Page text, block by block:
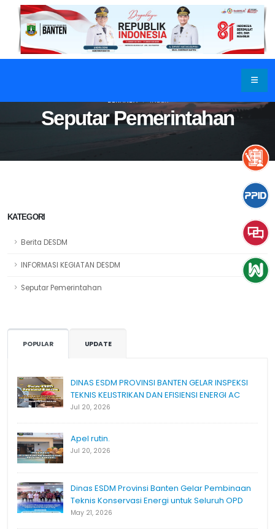
Seputar Pemerintahan
BERANDA INDEX
KATEGORI
Berita DESDM
INFORMASI KEGIATAN DESDM
Seputar Pemerintahan
POPULAR UPDATE
DINAS ESDM PROVINSI BANTEN GELAR INSPEKSI
TEKNIS KELISTRIKAN DAN EFISIENSI ENERGI AC
Jul 20, 2026
Apel rutin.
Jul 20, 2026
Dinas ESDM Provinsi Banten Gelar Pembinaan
Teknis Konservasi Energi untuk Seluruh OPD
May 21, 2026